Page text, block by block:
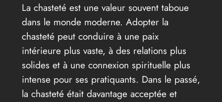
La chasteté est une valeur souvent taboue
dans le monde moderne. Adopter la
chasteté peut conduire à une paix
intérieure plus vaste, à des relations plus
solides et à une connexion spirituelle plus
intense pour ses pratiquants. Dans le passé,
la chasteté était davantage acceptée et